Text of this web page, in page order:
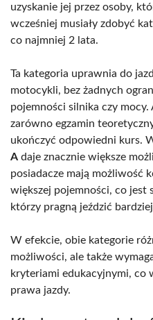
uzyskanie jej przez osoby,
wcześniej musiały zdobyć
co najmniej 2 lata.
Ta kategoria uprawnia do
motocykli, bez żadnych
pojemności silnika czy mocy.
zarówno egzamin
ukończyć odpowiedni kurs.
A daje znacznie większe
posiadacze mają możliwość
większej pojemności, co jest
którzy pragną jeździć
W efekcie, obie kategorie
możliwości, ale także
kryteriami edukacyjnymi, co
prawa jazdy.